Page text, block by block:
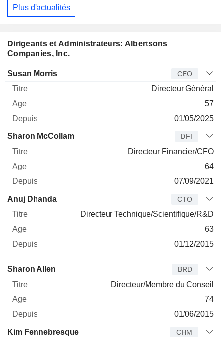
Plus d'actualités
Dirigeants et Administrateurs: Albertsons
Companies, Inc.
Dirigeant Titre
Susan Morris CEO
Directeur Général
57
01/05/2025
Sharon McCollam DFI
Directeur Financier/CFO
64
07/09/2021
Anuj Dhanda CTO
Directeur Technique/Scientifique/R&D
63
01/12/2015
Administrateur
Sharon Allen BRD
Directeur/Membre du Conseil
74
01/06/2015
Kim Fennebresque CHM